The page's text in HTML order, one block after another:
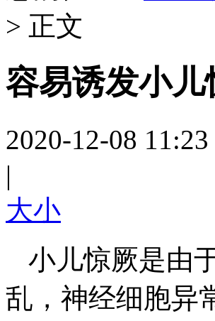
> 正文
容易诱发小
2020-12-08 11:23
|
大小
小儿惊厥是由
乱，神经细胞异